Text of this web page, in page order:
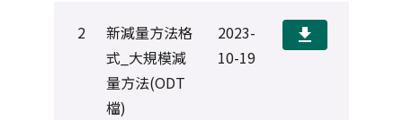
2
新減量方法格
式_大規模減
量方法(ODT
檔)
2023-
10-19
download